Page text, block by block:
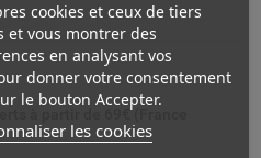
à partir de 69€ (France
cookies et ceux de tiers
et vous montrer des
en analysant vos
donner votre consentement
le bouton Accepter.
les cookies